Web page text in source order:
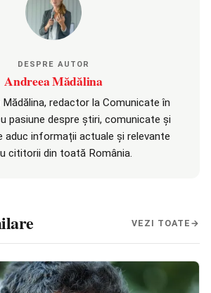
DESPRE AUTOR
Andreea Mădălina
redactor la Comunicate în
pasiune despre știri, comunicate și
aduc informații actuale și relevante
cititorii din toată România.
VEZI TOATE